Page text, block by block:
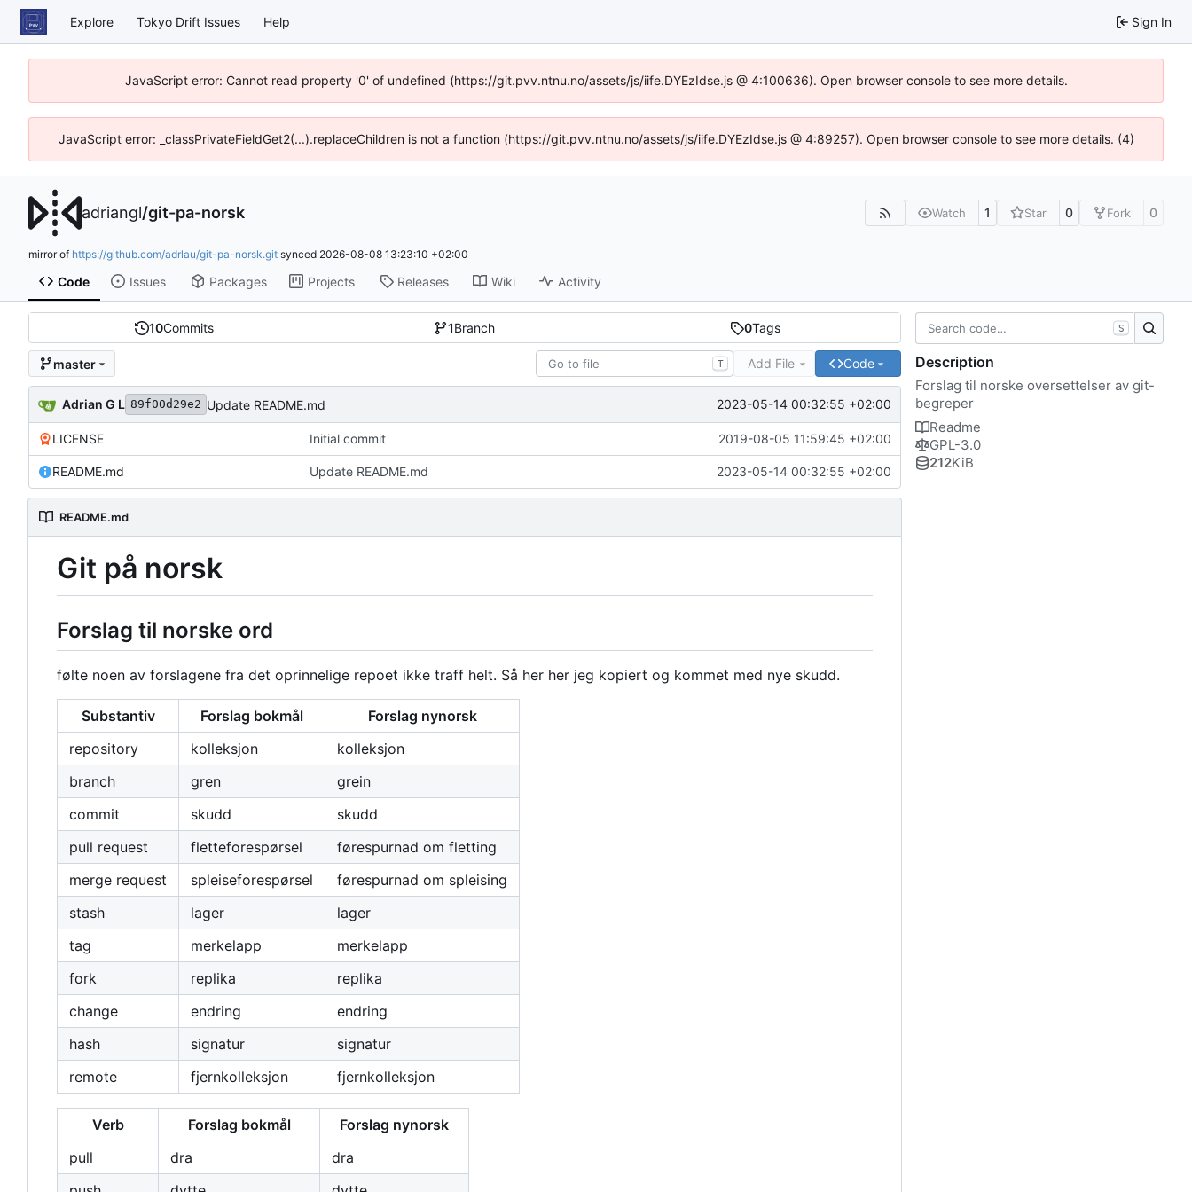
Explore Tokyo Drift Issues Help Sign In
JavaScript error: Cannot read property '0' of undefined (https://git.pvv.ntnu.no/assets/js/iife.DYEzIdse.js @ 4:100636). Open browser console to see more details.
JavaScript error: _classPrivateFieldGet2(...).replaceChildren is not a function (https://git.pvv.ntnu.no/assets/js/iife.DYEzIdse.js @ 4:89257). Open browser console to see more details. (4)
adriangl/git-pa-norsk Watch 1 Star 0 Fork 0
mirror of https://github.com/adrlau/git-pa-norsk.git synced 2026-08-08 13:23:10 +02:00
Code Issues Packages Projects Releases Wiki Activity
10Commits 1Branch 0Tags
master T Add File Code
Adrian G L 89f00d29e2 Update README.md 2023-05-14 00:32:55 +02:00
LICENSE Initial commit 2019-08-05 11:59:45 +02:00
README.md Update README.md 2023-05-14 00:32:55 +02:00
README.md
Git på norsk
Forslag til norske ord
følte noen av forslagene fra det oprinnelige repoet ikke traff helt. Så her her jeg kopiert og kommet med nye skudd.
Substantiv Forslag bokmål
Forslag nynorsk
repository
kolleksjon
kolleksjon
branch
gren
grein
commit
skudd
skudd
pull request
fletteforespørsel
førespurnad om fletting
merge request
spleiseforespørsel
førespurnad om spleising
stash
lager
lager
tag
merkelapp
merkelapp
fork
replika
replika
change
endring
endring
hash
signatur
signatur
remote
fjernkolleksjon fjernkolleksjon
Verb Forslag bokmål
Forslag nynorsk
pull
dra
dra
S
Description
Forslag til norske oversettelser av git-
begreper
Readme
GPL-3.0
212KiB